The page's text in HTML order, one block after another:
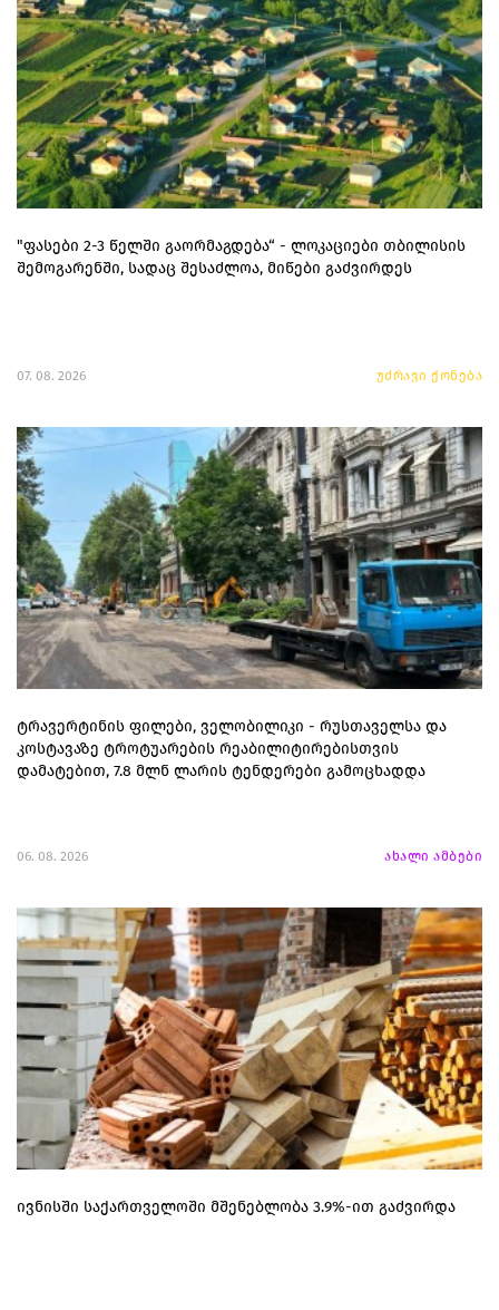
"ფასები 2-3 წელში გაორმაგდება“ - ლოკაციები თბილისის
შემოგარენში, სადაც შესაძლოა, მიწები გაძვირდეს
07. 08. 2026 უძრავი ქონება
ტრავერტინის ფილები, ველობილიკი - რუსთაველსა და
კოსტავაზე ტროტუარების რეაბილიტირებისთვის
დამატებით, 7.8 მლნ ლარის ტენდერები გამოცხადდა
06. 08. 2026 ახალი ამბები
ივნისში საქართველოში მშენებლობა 3.9%-ით გაძვირდა